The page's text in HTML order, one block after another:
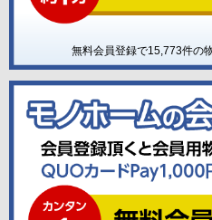
無料会員登録で15,773件の